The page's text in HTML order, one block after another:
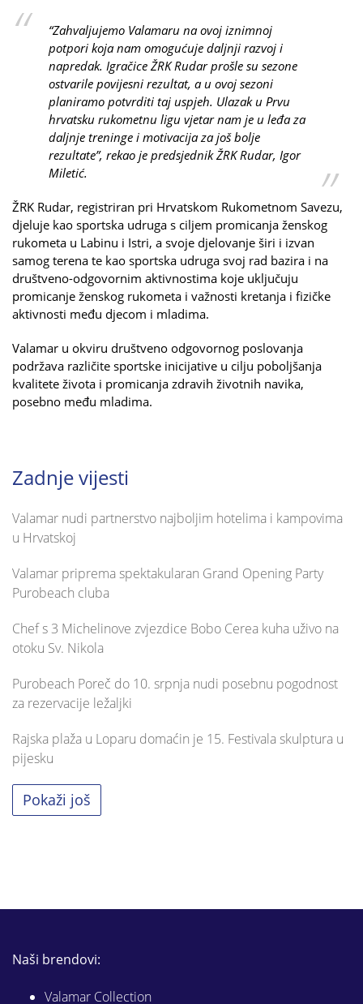
“Zahvaljujemo Valamaru na ovoj iznimnoj
potpori koja nam omogućuje daljnji razvoj i
napredak. Igračice ŽRK Rudar prošle su sezone
ostvarile povijesni rezultat, a u ovoj sezoni
planiramo potvrditi taj uspjeh. Ulazak u Prvu
hrvatsku rukometnu ligu vjetar nam je u leđa za
daljnje treninge i motivacija za još bolje
rezultate”, rekao je predsjednik ŽRK Rudar, Igor
Miletić.
ŽRK Rudar, registriran pri Hrvatskom Rukometnom Savezu,
djeluje kao sportska udruga s ciljem promicanja ženskog
rukometa u Labinu i Istri, a svoje djelovanje širi i izvan
samog terena te kao sportska udruga svoj rad bazira i na
društveno-odgovornim aktivnostima koje uključuju
promicanje ženskog rukometa i važnosti kretanja i fizičke
aktivnosti među djecom i mladima.
Valamar u okviru društveno odgovornog poslovanja
podržava različite sportske inicijative u cilju poboljšanja
kvalitete života i promicanja zdravih životnih navika,
posebno među mladima.
Zadnje vijesti
Valamar nudi partnerstvo najboljim hotelima i kampovima
u Hrvatskoj
Valamar priprema spektakularan Grand Opening Party
Purobeach cluba
Chef s 3 Michelinove zvjezdice Bobo Cerea kuha uživo na
otoku Sv. Nikola
Purobeach Poreč do 10. srpnja nudi posebnu pogodnost
za rezervacije ležaljki
Rajska plaža u Loparu domaćin je 15. Festivala skulptura u
pijesku
Pokaži još
Naši brendovi:
Valamar Collection